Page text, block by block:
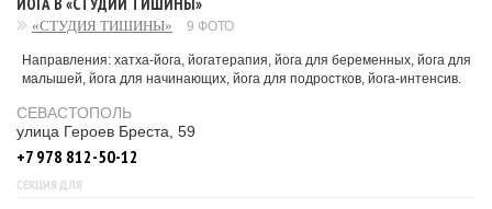
«СТУДИЯ ТИШИНЫ» 9 ФОТО
Направления: хатха-йога, йогатерапия, йога для беременных, йога для
малышей, йога для начинающих, йога для подростков, йога-интенсив.
СЕВАСТОПОЛЬ
улица Героев Бреста, 59
+7 978 812-50-12
СЕКЦИЯ ДЛЯ